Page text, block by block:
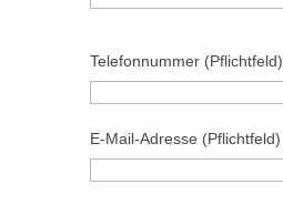
t
a
s
t
t
Telefonnummer (Pflichtfeld)
E-Mail-Adresse (Pflichtfeld)